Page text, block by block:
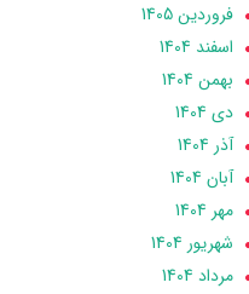
فروردین 1405
اسفند 1404
بهمن 1404
دی 1404
آذر 1404
آبان 1404
مهر 1404
شهریور 1404
مرداد 1404